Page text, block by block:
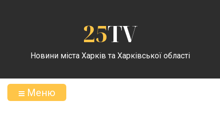
25TV
Новини міста Харків та Харківської області
Меню